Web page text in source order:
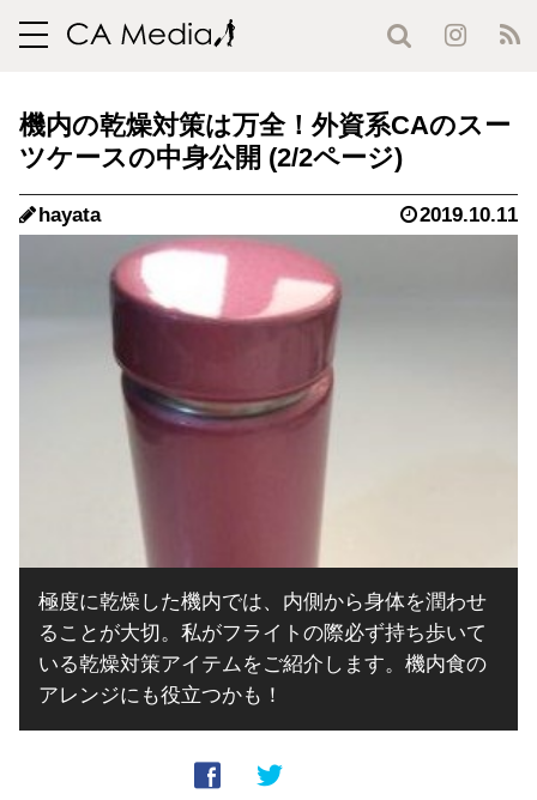
toggle
機内の乾燥対策は万全！外資系CAのスー
ツケースの中身公開 (2/2ページ)
hayata 2019.10.11
極度に乾燥した機内では、内側から身体を潤わせ
ることが大切。私がフライトの際必ず持ち歩いて
いる乾燥対策アイテムをご紹介します。機内食の
アレンジにも役立つかも！